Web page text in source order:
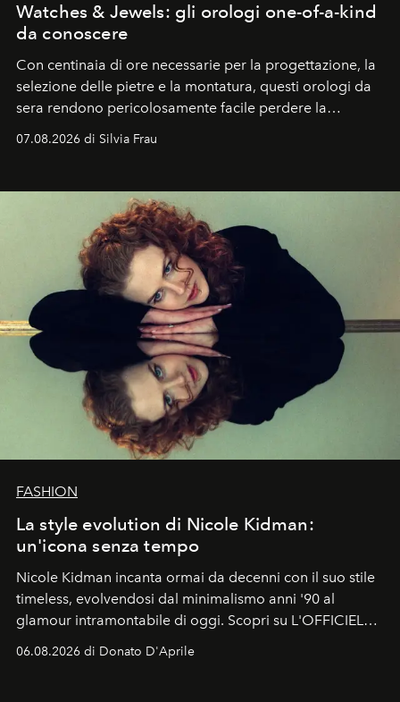
Watches & Jewels: gli orologi one-of-a-kind
da conoscere
Con centinaia di ore necessarie per la progettazione, la
selezione delle pietre e la montatura, questi orologi da
sera rendono pericolosamente facile perdere la
cognizione del tempo. Ma con quadranti così
07.08.2026 di Silvia Frau
FASHION
La style evolution di Nicole Kidman:
un'icona senza tempo
Nicole Kidman incanta ormai da decenni con il suo stile
timeless, evolvendosi dal minimalismo anni '90 al
glamour intramontabile di oggi. Scopri su L'OFFICIEL
Italia la sua style evolution.
06.08.2026 di Donato D'Aprile